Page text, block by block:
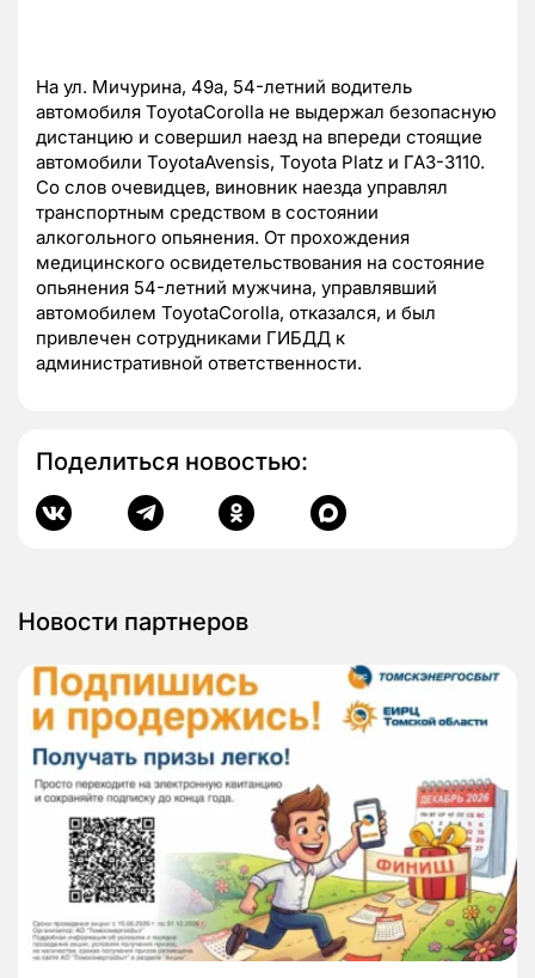
На ул. Мичурина, 49а, 54-летний водитель
автомобиля ToyotaCorolla не выдержал безопасную
дистанцию и совершил наезд на впереди стоящие
автомобили ToyotaAvensis, Toyota Platz и ГАЗ-3110.
Со слов очевидцев, виновник наезда управлял
транспортным средством в состоянии
алкогольного опьянения. От прохождения
медицинского освидетельствования на состояние
опьянения 54-летний мужчина, управлявший
автомобилем ToyotaCorolla, отказался, и был
привлечен сотрудниками ГИБДД к
административной ответственности.
Поделиться новостью:
Новости партнеров